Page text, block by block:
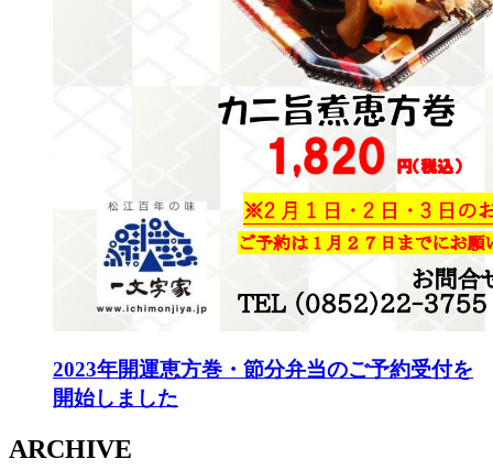
2023年開運恵方巻・節分弁当のご予約受付を
開始しました
ARCHIVE